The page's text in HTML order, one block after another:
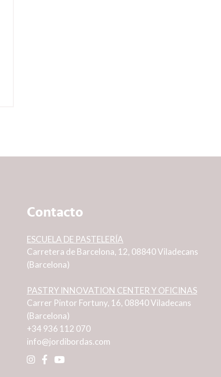
Contacto
ESCUELA DE PASTELERÍA
Carretera de Barcelona, 12, 08840 Viladecans
(Barcelona)
PASTRY INNOVATION CENTER Y OFICINAS
Carrer Pintor Fortuny, 16, 08840 Viladecans
(Barcelona)
+34 936 112 070
info@jordibordas.com